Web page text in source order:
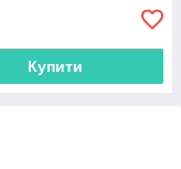
Купити